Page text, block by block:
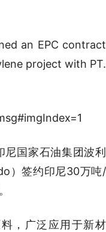
an EPC contract
project with PT.
国家石油集团波利
）签约印尼30万吨/
，广泛应用于新材